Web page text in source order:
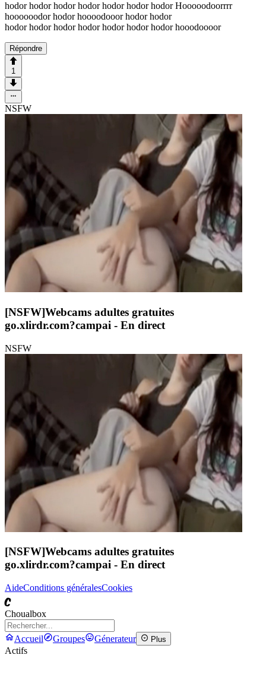
hodor hodor hodor hodor hodor hodor hodor Hooooodoorrrr
hoooooodor hodor hoooodooor hodor hodor
hodor hodor hodor hodor hodor hodor hodor hooodoooor
Répondre
1
NSFW
[NSFW]Webcams adultes gratuites
go.xlirdr.com?campai - En direct
NSFW
[NSFW]Webcams adultes gratuites
go.xlirdr.com?campai - En direct
AideConditions généralesCookies
C
Choualbox
Accueil Groupes Génerateur Plus
Actifs